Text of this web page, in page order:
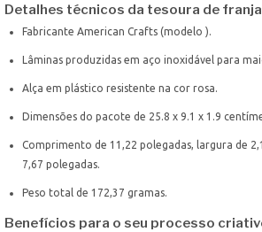
Detalhes técnicos da tesoura de franja
Fabricante American Crafts (modelo ).
Lâminas produzidas em aço inoxidável para
Alça em plástico resistente na cor rosa.
Dimensões do pacote de 25.8 x 9.1 x 1.9
Comprimento de 11,22 polegadas, largura de
7,67 polegadas.
Peso total de 172,37 gramas.
Benefícios para o seu processo